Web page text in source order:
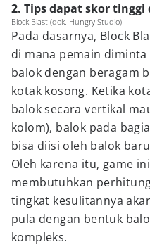
2. Tips dapat skor tinggi
Block Blast (dok. Hungry Studio)
Pada dasarnya, Block
di mana pemain
balok dengan beragam
kotak kosong. Ketika
balok secara vertikal
kolom), balok pada
bisa diisi oleh balok
Oleh karena itu, game
membutuhkan
tingkat kesulitannya
pula dengan bentuk
kompleks.